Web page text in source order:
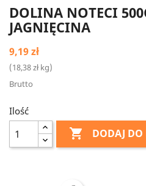
DOLINA NOTECI
JAGNIĘCINA
9,19 zł
(18,38 zł kg)
Brutto
Ilość
 DODAJ DO